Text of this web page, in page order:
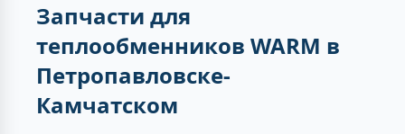
Запчасти для
теплообменников WARM в
Петропавловске-
Камчатском